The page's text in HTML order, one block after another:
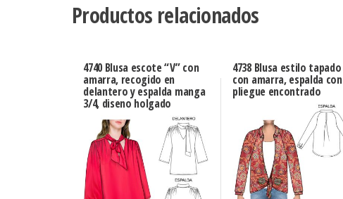
Productos relacionados
4740 Blusa escote “V” con
amarra, recogido en
delantero y espalda manga
3/4, diseno holgado
4738 Blusa estilo tapado
con amarra, espalda con
pliegue encontrado